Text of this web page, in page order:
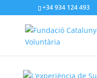
+34 934 124 493